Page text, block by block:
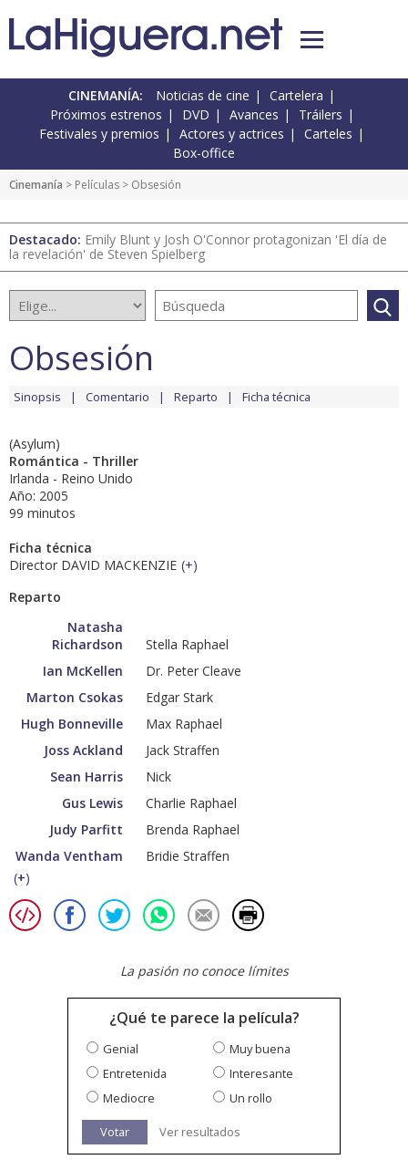
CINEMANÍA: Noticias de cine
Cartelera
Próximos estrenos
DVD Avances
Tráilers
Festivales y premios
Actores y actrices
Carteles
Box-office
Cinemanía > Películas > Obsesión
Destacado: Emily Blunt y Josh O'Connor protagonizan 'El día de
la revelación' de Steven Spielberg
Obsesión
Sinopsis Comentario Reparto Ficha técnica
(Asylum)
Romántica - Thriller
Irlanda - Reino Unido
Año: 2005
99 minutos
Ficha técnica
Director DAVID MACKENZIE (+)
Reparto
Natasha
Richardson
Stella Raphael
Ian McKellen
Dr. Peter Cleave
Marton Csokas
Edgar Stark
Hugh Bonneville
Max Raphael
Joss Ackland
Jack Straffen
Sean Harris
Nick
Gus Lewis
Charlie Raphael
Judy Parfitt
Brenda Raphael
Wanda Ventham
Bridie Straffen
(+)
La pasión no conoce límites
¿Qué te parece la película?
Genial
Muy buena
Entretenida
Interesante
Mediocre
Un rollo
Votar Ver resultados